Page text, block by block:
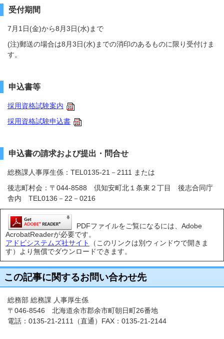
受付期間
7月1日(金)から8月3日(水)まで
(注)郵送の場合は8月3日(水)までの消印のあるものに限り受付けま
す。
申込書等
採用資格試験案内
採用資格試験申込書
申込書の請求および提出・問合せ
総務課人事厚生係：TEL0135-21－2111 または
後志町村会：〒044-8588 倶知安町北１条東２丁目 後志合同庁
舎内 TEL0136－22－0216
PDFファイルをご覧になるには、Adobe
AcrobatReaderが必要です。
アドビシステムズ社サイト
（このリンクは別ウィンドウで開きま
す）より無償でダウンロードできます。
この記事に関するお問い合わせ先
総務部 総務課 人事厚生係
〒046-8546 北海道余市郡余市町朝日町26番地
電話： 0135-21-2111 （直通）FAX：0135-21-2144